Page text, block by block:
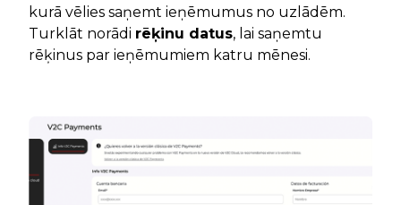
kurā vēlies saņemt ieņēmumus no uzlādēm.
Turklāt norādi rēķinu datus, lai saņemtu
rēķinus par ieņēmumiem katru mēnesi.